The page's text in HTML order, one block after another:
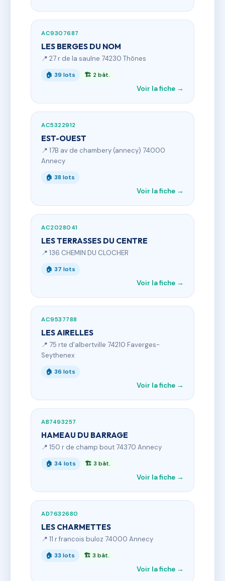
AC9307687
LES BERGES DU NOM
📍 27 r de la saulne 74230 Thônes
🏠 39 lots 🏗 2 bât.
Voir la fiche →
AC5322912
EST-OUEST
📍 17B av de chambery (annecy) 74000
Annecy
🏠 38 lots
Voir la fiche →
AC2028041
LES TERRASSES DU CENTRE
📍 136 CHEMIN DU CLOCHER
🏠 37 lots
Voir la fiche →
AC9537788
LES AIRELLES
📍 75 rte d'albertville 74210 Faverges-
Seythenex
🏠 36 lots
Voir la fiche →
AB7493257
HAMEAU DU BARRAGE
📍 150 r de champ bout 74370 Annecy
🏠 34 lots 🏗 3 bât.
Voir la fiche →
AD7632680
LES CHARMETTES
📍 11 r francois buloz 74000 Annecy
🏠 33 lots 🏗 3 bât.
Voir la fiche →